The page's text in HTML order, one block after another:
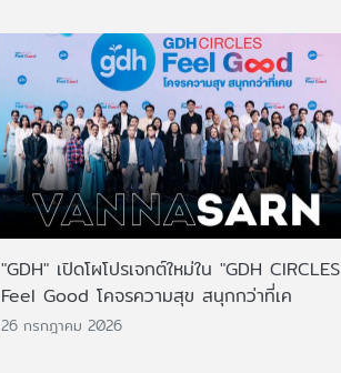
"GDH" เปิดโผโปรเจกต์ใหม่ใน "GDH CIRCLES
Feel Good โคจรความสุข สนุกกว่าที่เค
26 กรกฎาคม 2026